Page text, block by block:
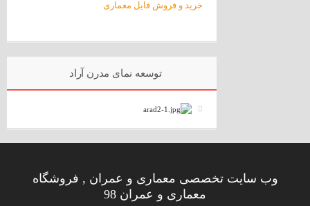
خرید و فروش فایل معماری
توسعه نمای مدرن آراد
وب سایت تخصصی معماری و عمران , فروشگاه
معماری و عمران 98